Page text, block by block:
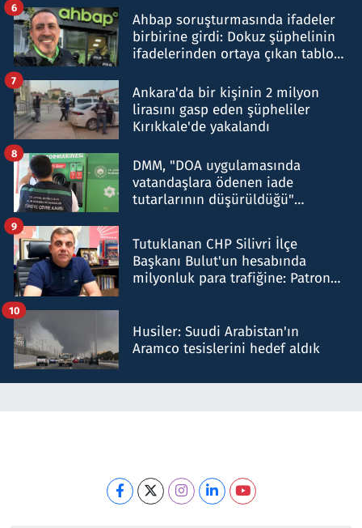
Ahbap soruşturmasında ifadeler
birbirine girdi: Dokuz şüphelinin
ifadelerinden ortaya çıkan tablo
6
Ankara'da bir kişinin 2 milyon
lirasını gasp eden şüpheliler
Kırıkkale'de yakalandı
7
DMM, "DOA uygulamasında
vatandaşlara ödenen iade
tutarlarının düşürüldüğü"
8
Tutuklanan CHP Silivri İlçe
Başkanı Bulut'un hesabında
milyonluk para trafiğine: Patron
9
Husiler: Suudi Arabistan'ın
Aramco tesislerini hedef aldık
10